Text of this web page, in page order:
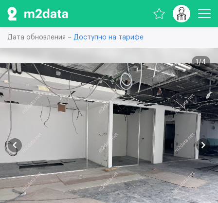
Дата обновления – Доступно на тарифе
1/4